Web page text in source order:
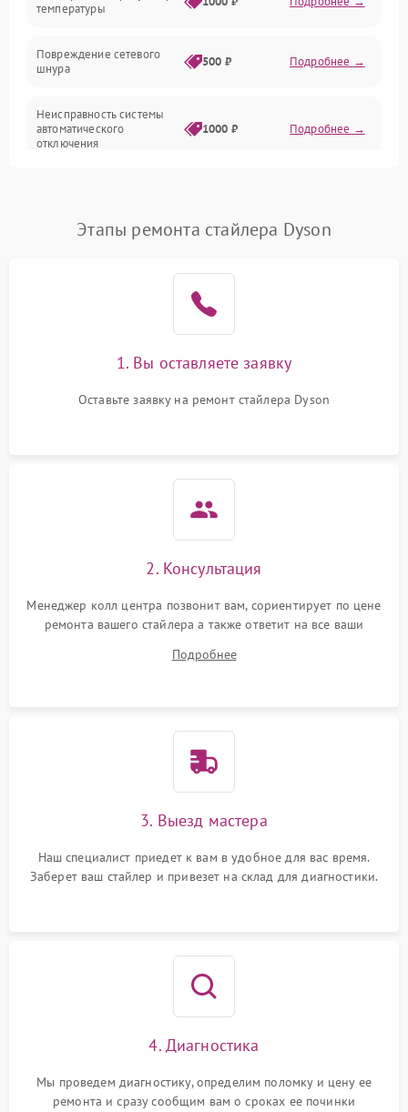
температуры
Повреждение сетевого
шнура
500 ₽ Подробнее →
Неисправность системы
автоматического
отключения
1000 ₽ Подробнее →
1500 ₽
Неисправность системы
1000 ₽
Поломка системы защиты
1000 ₽
Неисправность системы
1000 ₽ Подробнее →
Этапы ремонта стайлера Dyson
1. Вы оставляете заявку
Оставьте заявку на ремонт стайлера Dyson
2. Консультация
Менеджер колл центра позвонит вам, сориентирует по цене
ремонта вашего стайлера а также ответит на все ваши
Подробнее
3. Выезд мастера
Наш специалист приедет к вам в удобное для вас время.
Заберет ваш стайлер и привезет на склад для диагностики.
4. Диагностика
Мы проведем диагностику, определим поломку и цену ее
ремонта и сразу сообщим вам о сроках ее починки